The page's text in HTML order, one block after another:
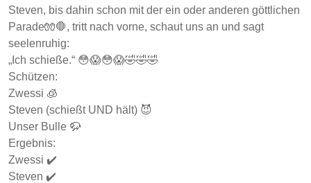
Steven, bis dahin schon mit der ein oder anderen göttlichen
Parade🧤🛑, tritt nach vorne, schaut uns an und sagt
seelenruhig:
„Ich schieße.“ 😳😱😳😱🤣🤣🤣
Schützen:
Zwessi 🧊
Steven (schießt UND hält) 😈
Unser Bulle 🦬
Ergebnis:
Zwessi ✔️
Steven ✔️